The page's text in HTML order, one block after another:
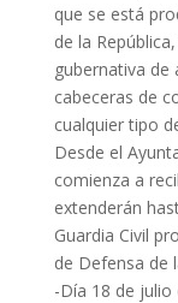
que se está
de la
gubernativa de
cabeceras de
cualquier tipo
Desde el
comienza a
extenderán
Guardia Civil
de Defensa de
-Día 18 de julio